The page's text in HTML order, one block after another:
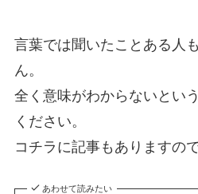
言葉では聞いたことある人
ん。
全く意味がわからないとい
ください。
コチラに記事もありますの
あわせて読みたい